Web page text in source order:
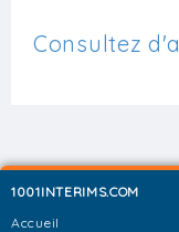
Consultez
1001INTERIMS.COM
Accueil